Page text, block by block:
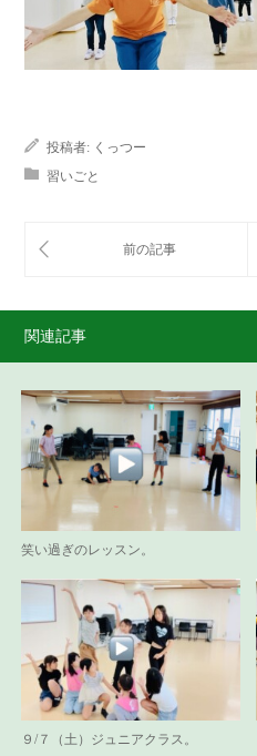
投稿者: くっつー
習いごと
関連記事
笑い過ぎのレッスン。
９/７（土）ジュニアクラス。